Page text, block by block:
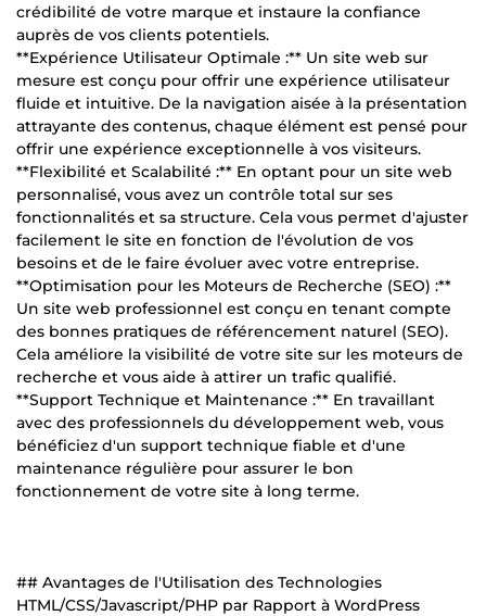
crédibilité de votre marque et instaure la confiance
auprès de vos clients potentiels.
**Expérience Utilisateur Optimale :** Un site web sur
mesure est conçu pour offrir une expérience utilisateur
fluide et intuitive. De la navigation aisée à la présentation
attrayante des contenus, chaque élément est pensé pour
offrir une expérience exceptionnelle à vos visiteurs.
**Flexibilité et Scalabilité :** En optant pour un site web
personnalisé, vous avez un contrôle total sur ses
fonctionnalités et sa structure. Cela vous permet d'ajuster
facilement le site en fonction de l'évolution de vos
besoins et de le faire évoluer avec votre entreprise.
**Optimisation pour les Moteurs de Recherche (SEO) :**
Un site web professionnel est conçu en tenant compte
des bonnes pratiques de référencement naturel (SEO).
Cela améliore la visibilité de votre site sur les moteurs de
recherche et vous aide à attirer un trafic qualifié.
**Support Technique et Maintenance :** En travaillant
avec des professionnels du développement web, vous
bénéficiez d'un support technique fiable et d'une
maintenance régulière pour assurer le bon
fonctionnement de votre site à long terme.
## Avantages de l'Utilisation des Technologies
HTML/CSS/Javascript/PHP par Rapport à WordPress